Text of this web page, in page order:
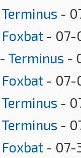
Terminus -
Foxbat - 07-
- Terminus -
Foxbat - 07-
Terminus -
Terminus -
Foxbat - 07-